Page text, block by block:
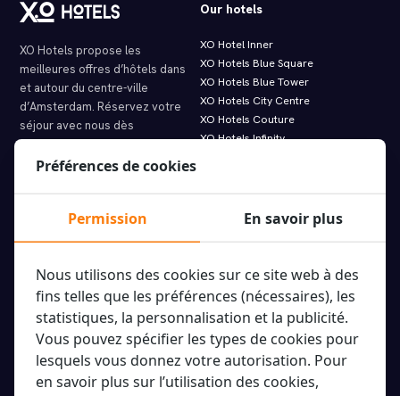
XO Hotels propose les
meilleures offres d’hôtels dans
et autour du centre-ville
d’Amsterdam. Réservez votre
séjour avec nous dès
aujourd’hui !
info@xohotels.com
Our hotels
XO Hotel Inner
XO Hotels Blue Square
XO Hotels Blue Tower
XO Hotels City Centre
XO Hotels Couture
XO Hotels Infinity
Hotel Levell
Hotel Van Gogh
Information
À propos de XO Hotels
Les sites des hôtels
Types de chambres
Annuaire des invités en ligne
Featured links.
Offres imbattables
Louez votre XO Hotels vélo
Tours & Excursions
Application
Préférences de cookies
Permission En savoir plus
Nous utilisons des cookies sur ce site web à des
fins telles que les préférences (nécessaires), les
statistiques, la personnalisation et la publicité.
Vous pouvez spécifier les types de cookies pour
lesquels vous donnez votre autorisation. Pour
en savoir plus sur l’utilisation des cookies,